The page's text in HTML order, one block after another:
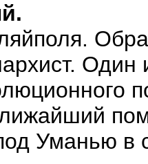
Один
Уманью в